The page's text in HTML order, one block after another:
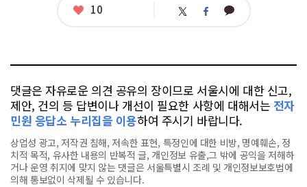
좋
10 트 페 카
댓글은 자유로운 의견 공유의 장이므로 서울시에 대한 신고,
제안, 건의 등 답변이나 개선이 필요한 사항에 대해서는 전자
민원 응답소 누리집을 이용하여 주시기 바랍니다.
상업성 광고, 저작권 침해, 저속한 표현, 특정인에 대한 비방, 명예훼손, 정
치적 목적, 유사한 내용의 반복적 글, 개인정보 유출,그 밖에 공익을 저해하
거나 운영 취지에 맞지 않는 댓글은 서울특별시 조례 및 개인정보보호법에
의해 통보없이 삭제될 수 있습니다.